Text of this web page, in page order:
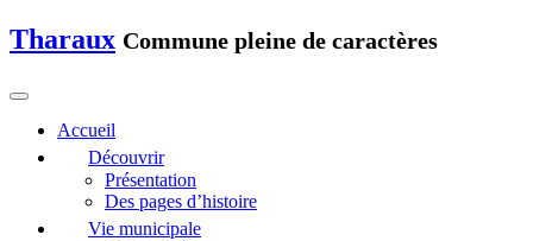
Tharaux Commune pleine de caractères
Accueil
Découvrir
Présentation
Des pages d’histoire
Vie municipale